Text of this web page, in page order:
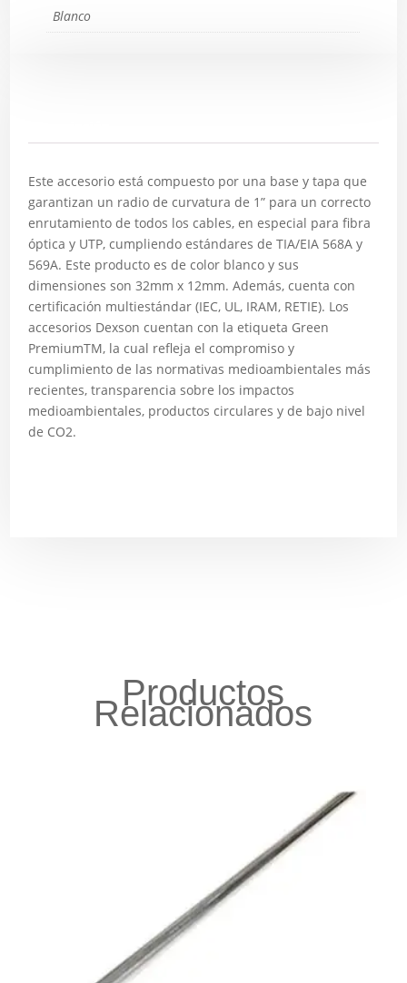
Blanco
Este accesorio está compuesto por una base y tapa que
garantizan un radio de curvatura de 1” para un correcto
enrutamiento de todos los cables, en especial para fibra
óptica y UTP, cumpliendo estándares de TIA/EIA 568A y
569A. Este producto es de color blanco y sus
dimensiones son 32mm x 12mm. Además, cuenta con
certificación multiestándar (IEC, UL, IRAM, RETIE). Los
accesorios Dexson cuentan con la etiqueta Green
PremiumTM, la cual refleja el compromiso y
cumplimiento de las normativas medioambientales más
recientes, transparencia sobre los impactos
medioambientales, productos circulares y de bajo nivel
de CO2.
Productos
Relacionados